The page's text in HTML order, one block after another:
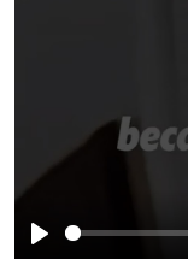
Play